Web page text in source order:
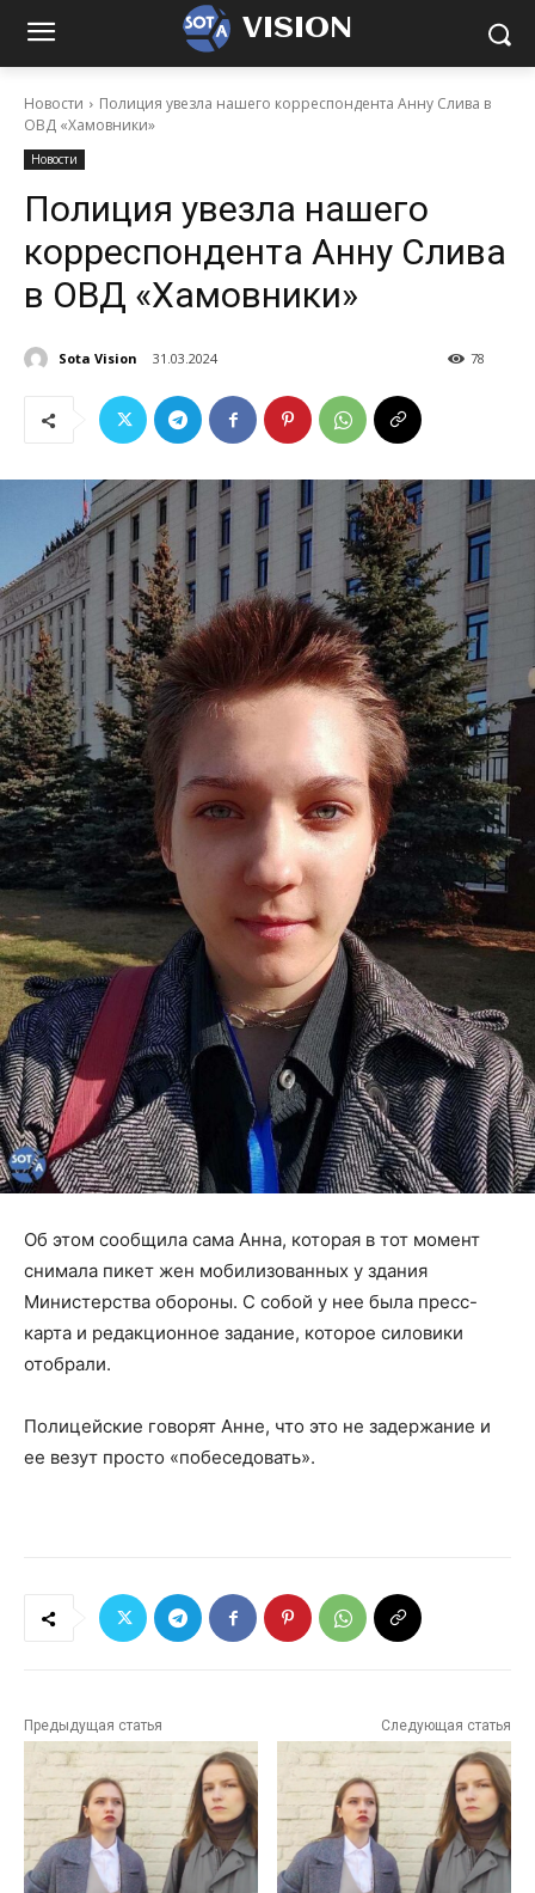
VISION
Новости
Полиция увезла нашего корреспондента Анну Слива в
ОВД «Хамовники»
Новости
Полиция увезла нашего
корреспондента Анну Слива
в ОВД «Хамовники»
Sota Vision 31.03.2024 78
Об этом сообщила сама Анна, которая в тот момент
снимала пикет жен мобилизованных у здания
Министерства обороны. С собой у нее была пресс-
карта и редакционное задание, которое силовики
отобрали.
Полицейские говорят Анне, что это не задержание и
ее везут просто «побеседовать».
Предыдущая статья Следующая статья